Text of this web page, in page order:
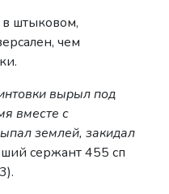
штыковом,
чем
вырыл под
вместе с
землей, закидал
сержант 455 сп